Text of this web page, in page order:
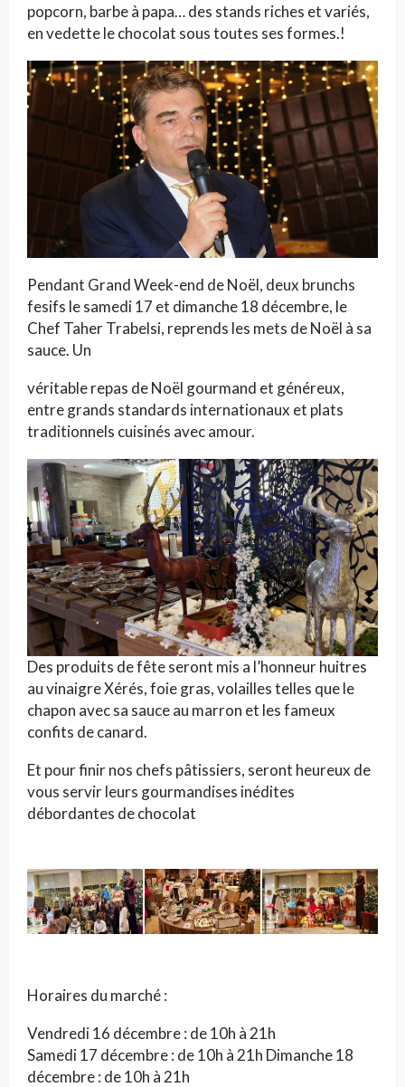
popcorn, barbe à papa… des stands riches et variés,
en vedette le chocolat sous toutes ses formes.!
Pendant Grand Week-end de Noël, deux brunchs
fesifs le samedi 17 et dimanche 18 décembre, le
Chef Taher Trabelsi, reprends les mets de Noël à sa
sauce. Un
véritable repas de Noël gourmand et généreux,
entre grands standards internationaux et plats
traditionnels cuisinés avec amour.
Des produits de fête seront mis a l’honneur huitres
au vinaigre Xérés, foie gras, volailles telles que le
chapon avec sa sauce au marron et les fameux
confits de canard.
Et pour finir nos chefs pâtissiers, seront heureux de
vous servir leurs gourmandises inédites
débordantes de chocolat
Horaires du marché :
Vendredi 16 décembre : de 10h à 21h
Samedi 17 décembre : de 10h à 21h Dimanche 18
décembre : de 10h à 21h